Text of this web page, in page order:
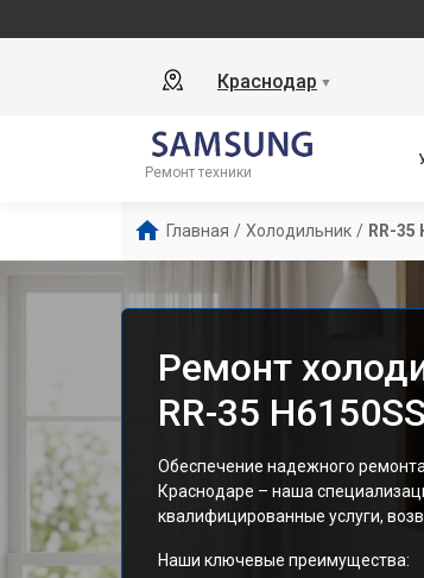
Краснодар ▼
Ремонт техники
Главная / Холодильник / RR-35
Ремонт
RR-35
Обеспечение надежного
Краснодаре – наша
квалифицированные услуги,
Наши ключевые преимущества: